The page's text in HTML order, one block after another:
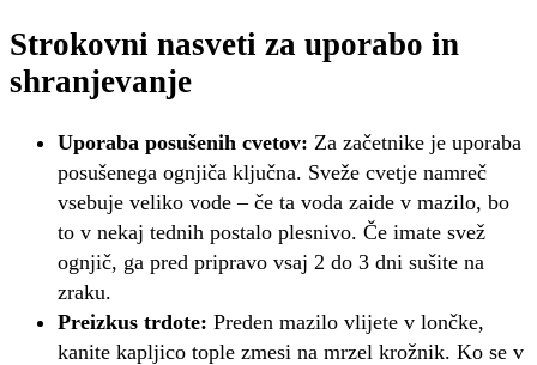
Strokovni nasveti za uporabo in
shranjevanje
Uporaba posušenih cvetov: Za začetnike je uporaba
posušenega ognjiča ključna. Sveže cvetje namreč
vsebuje veliko vode – če ta voda zaide v mazilo, bo
to v nekaj tednih postalo plesnivo. Če imate svež
ognjič, ga pred pripravo vsaj 2 do 3 dni sušite na
zraku.
Preizkus trdote: Preden mazilo vlijete v lončke,
kanite kapljico tople zmesi na mrzel krožnik. Ko se v